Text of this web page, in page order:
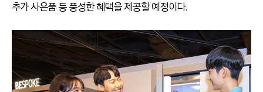
추가 사은품 등 풍성한 혜택을 제공할 예정이다.